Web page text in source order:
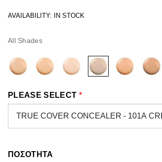
AVAILABILITY: IN STOCK
All Shades
PLEASE SELECT
ΠΟΣΌΤΗΤΑ